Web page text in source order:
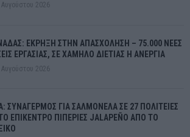
Αυγούστου 2026
ΕΚΡΗΞΗ ΣΤΗΝ ΑΠΑΣΧΟΛΗΣΗ – 75.000 ΝΕΕΣ
ΕΡΓΑΣΙΑΣ, ΣΕ ΧΑΜΗΛΟ ΔΙΕΤΙΑΣ Η ΑΝΕΡΓΙΑ
Αυγούστου 2026
ΣΥΝΑΓΕΡΜΟΣ ΓΙΑ ΣΑΛΜΟΝΕΛΑ ΣΕ 27 ΠΟΛΙΤΕΙΕΣ
ΕΠΙΚΕΝΤΡΟ ΠΙΠΕΡΙΕΣ JALAPEÑO ΑΠΟ ΤΟ